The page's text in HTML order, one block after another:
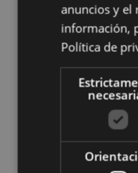
Características
Información
Altura
0.161000
No
No
anuncios y el
información,
Política de